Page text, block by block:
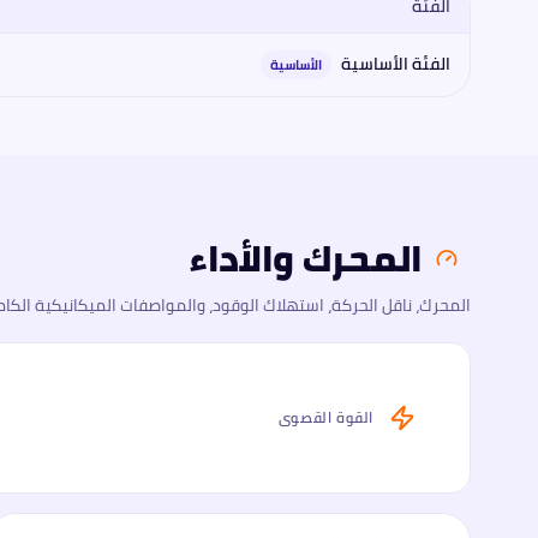
الفئة الأساسية
الأساسية
المحرك والأداء
المحرك، ناقل الحركة، استهلاك الوقود، والمواصفات الميكانيكية
القوة القصوى